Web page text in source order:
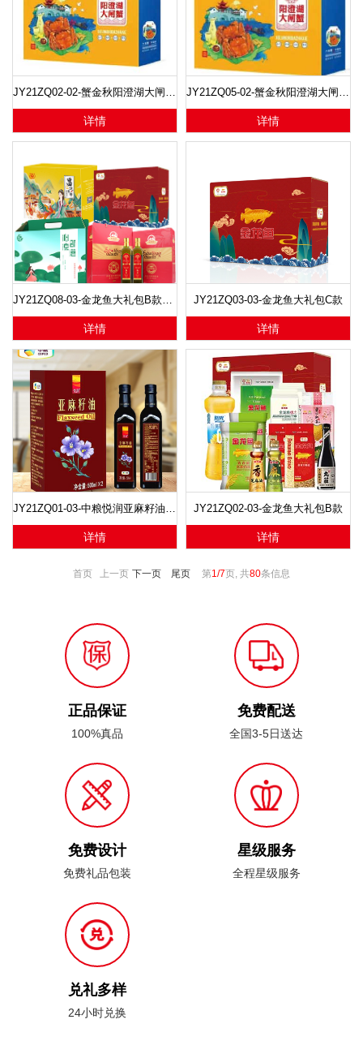
JY21ZQ02-02-蟹金秋阳澄湖大闸蟹-丑蟹送福
详情
JY21ZQ05-02-蟹金秋阳澄湖大闸蟹-卯蟹悦礼
详情
JY21ZQ08-03-金龙鱼大礼包B款+富昌锦钰干货大礼包C+沁凉部落-豪爽+西班牙原装进口托雷斯特级初榨橄榄油礼盒
详情
JY21ZQ03-03-金龙鱼大礼包C款
详情
详情
JY21ZQ02-03-金龙鱼大礼包B款
详情
首页 上一页 下一页 尾页 第1/7页, 共80条信息
正品保证
100%真品
免费配送
全国3-5日送达
免费设计
免费礼品包装
星级服务
全程星级服务
兑礼多样
24小时兑换